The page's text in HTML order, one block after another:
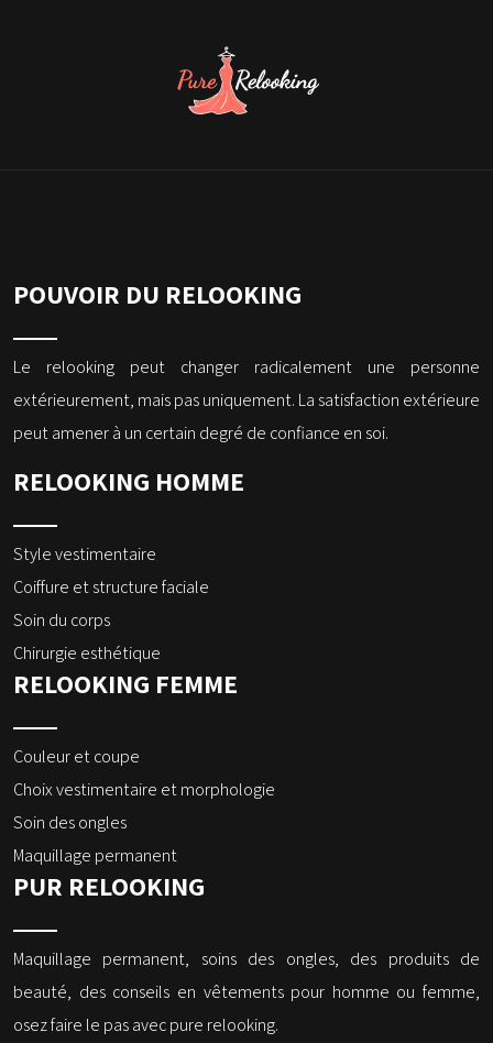
POUVOIR DU RELOOKING
Le relooking peut changer radicalement une personne
extérieurement, mais pas uniquement. La satisfaction extérieure
peut amener à un certain degré de confiance en soi.
RELOOKING HOMME
Style vestimentaire
Coiffure et structure faciale
Soin du corps
Chirurgie esthétique
RELOOKING FEMME
Couleur et coupe
Choix vestimentaire et morphologie
Soin des ongles
Maquillage permanent
PUR RELOOKING
Maquillage permanent, soins des ongles, des produits de
beauté, des conseils en vêtements pour homme ou femme,
osez faire le pas avec pure relooking.